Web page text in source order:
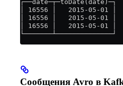
┌──date─┬─toDate(date)─┐
│ 16556 │   2015-05-01 │
│ 16556 │   2015-05-01 │
│ 16556 │   2015-05-01 │
└───────┴──────────────┘
Сообщения Avro в